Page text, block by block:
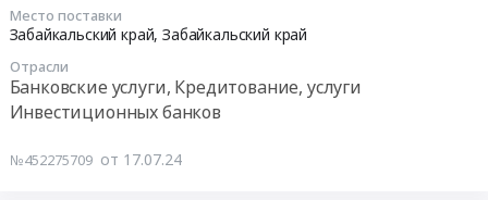
Место поставки
Забайкальский край,Забайкальский край
Отрасли
Банковские услуги, Кредитование, услуги
Инвестиционных банков
№452275709 от 17.07.24